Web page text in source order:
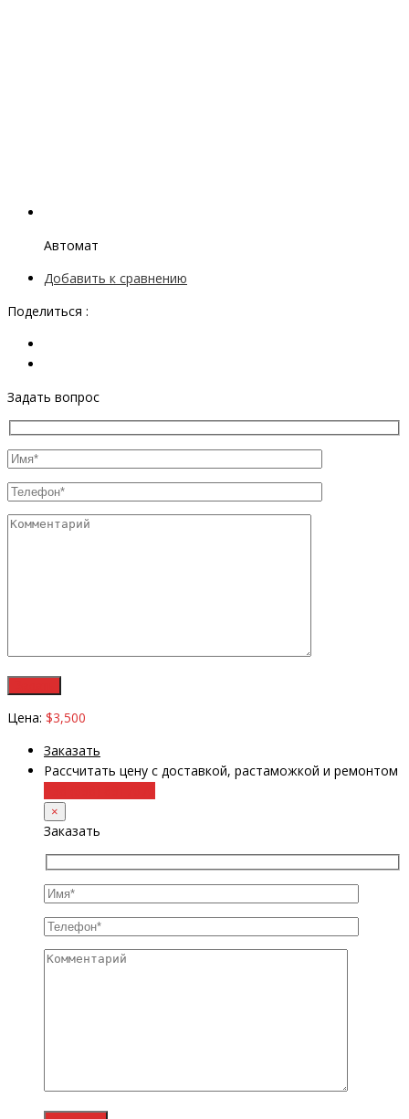
Автомат
Добавить к сравнению
Поделиться :
Задать вопрос
Цена: $3,500
Заказать
Рассчитать цену с доставкой, растаможкой и ремонтом
×
Заказать